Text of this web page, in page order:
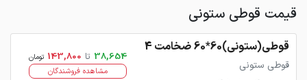
قیمت قوطی ستونی
قوطی(ستونی)60*60 ضخامت 4
قوطی ستونی
38,654 تا 143,800 تومان
مشاهده فروشندگان